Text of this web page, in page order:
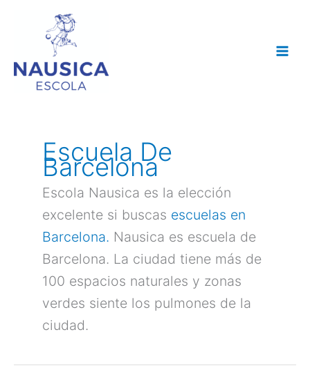
Escuela De
Barcelona
Escola Nausica es la elección
excelente si buscas escuelas en
Barcelona. Nausica es escuela de
Barcelona. La ciudad tiene más de
100 espacios naturales y zonas
verdes siente los pulmones de la
ciudad.